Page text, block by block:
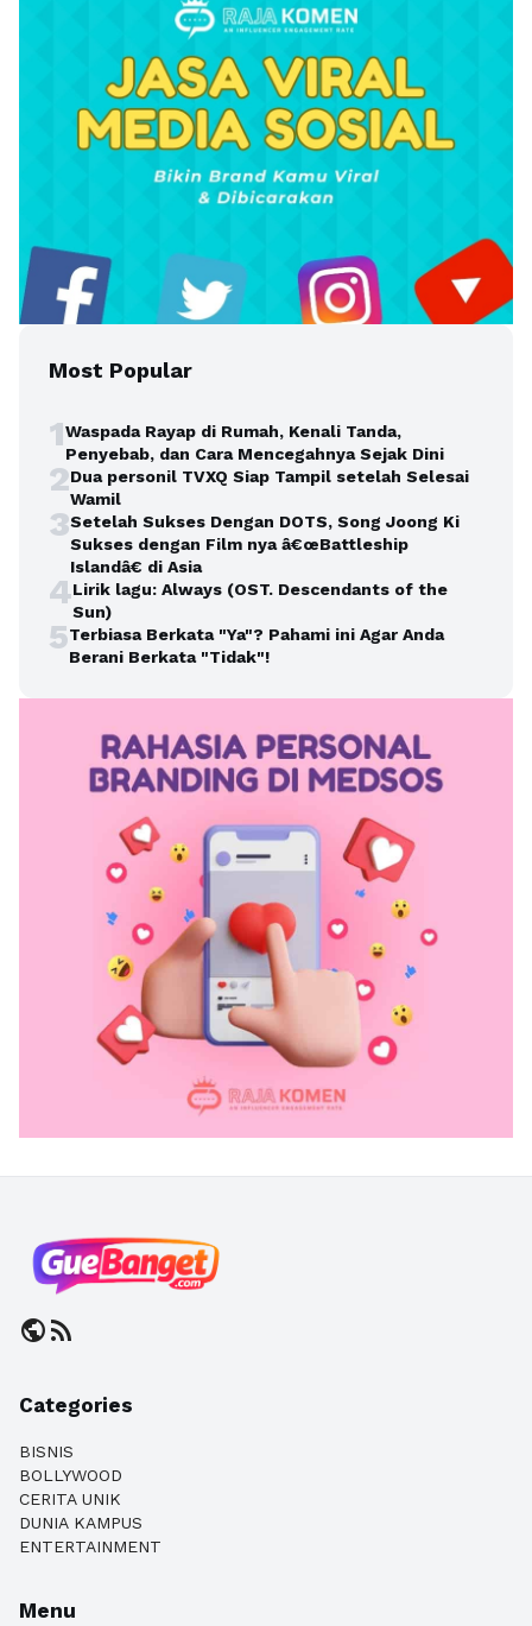
Most Popular
1Waspada Rayap di Rumah, Kenali Tanda,
Penyebab, dan Cara Mencegahnya Sejak Dini
2Dua personil TVXQ Siap Tampil setelah Selesai
Wamil
3Setelah Sukses Dengan DOTS, Song Joong Ki
Sukses dengan Film nya â€œBattleship
Islandâ€ di Asia
4Lirik lagu: Always (OST. Descendants of the
Sun)
5Terbiasa Berkata "Ya"? Pahami ini Agar Anda
Berani Berkata "Tidak"!
publicrss_feed
Categories
BISNIS
BOLLYWOOD
CERITA UNIK
DUNIA KAMPUS
ENTERTAINMENT
Menu